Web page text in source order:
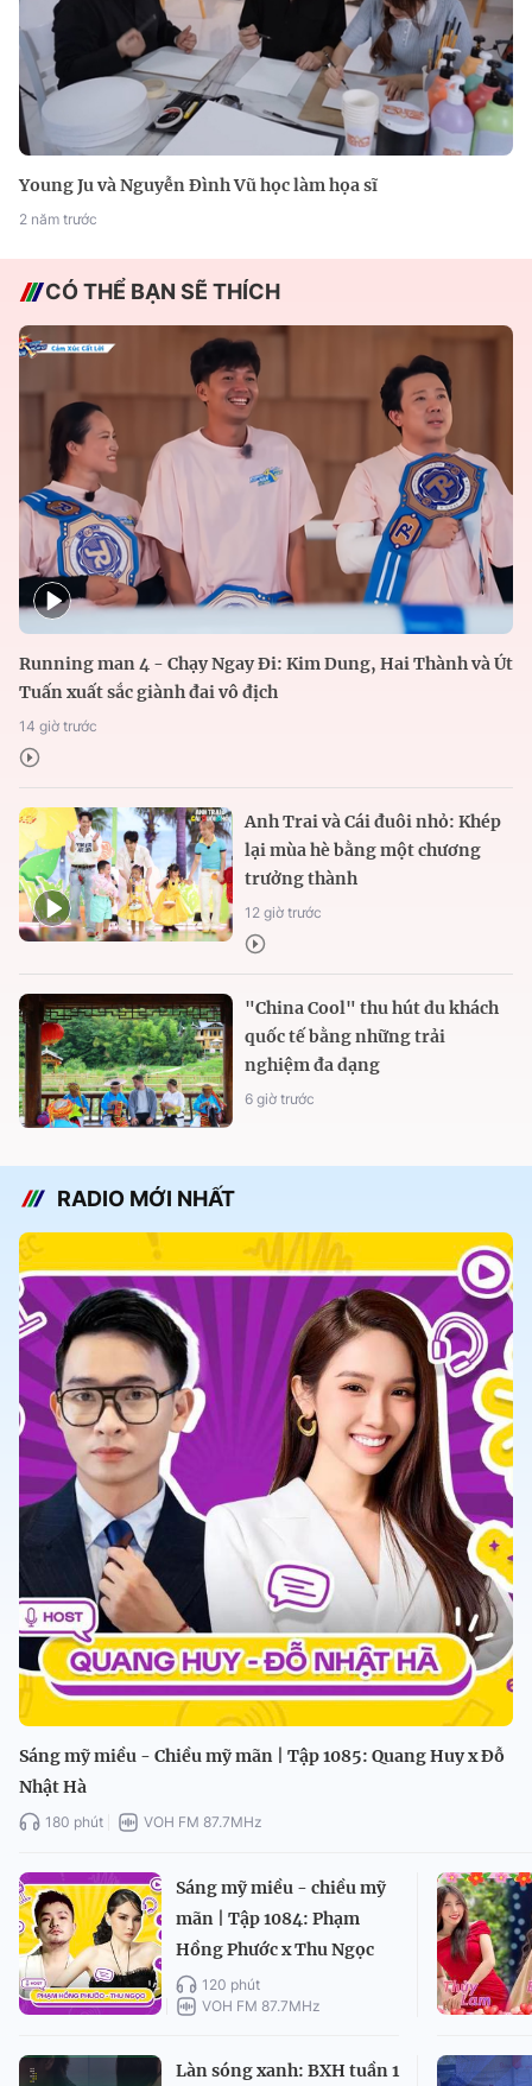
Young Ju và Nguyễn Đình Vũ học làm họa sĩ
2 năm trước
CÓ THỂ BẠN SẼ THÍCH
Running man 4 - Chạy Ngay Đi: Kim Dung, Hai Thành và Út
Tuấn xuất sắc giành đai vô địch
14 giờ trước
Anh Trai và Cái đuôi nhỏ: Khép
lại mùa hè bằng một chương
trưởng thành
12 giờ trước
"China Cool" thu hút du khách
quốc tế bằng những trải
nghiệm đa dạng
6 giờ trước
RADIO MỚI NHẤT
Sáng mỹ miều - Chiều mỹ mãn | Tập 1085: Quang Huy x Đỗ
Nhật Hà
180 phút VOH FM 87.7MHz
Sáng mỹ miều - chiều mỹ
mãn | Tập 1084: Phạm
Hồng Phước x Thu Ngọc
120 phút
VOH FM 87.7MHz
Làn sóng xanh: BXH tuần 1